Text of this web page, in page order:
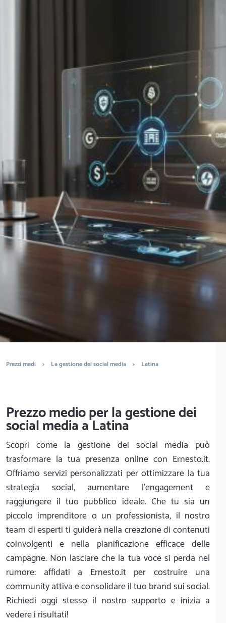
Quanto costa la
gestione dei social
media a Latina? Prezzi
e tariffe 2026
Il costo medio per la gestione dei social media
va da50€ a 1000€
Vuoi sapere il prezzo preciso per la gestione dei social media?
Ottieni preventivi gratuiti.
È completamente gratuito
Trova marketers
Prezzi medi > La gestione dei social media > Latina
Prezzo medio per la gestione dei
social media a Latina
Scopri come la gestione dei social media può
trasformare la tua presenza online con Ernesto.it.
Offriamo servizi personalizzati per ottimizzare la tua
strategia social, aumentare l'engagement e
raggiungere il tuo pubblico ideale. Che tu sia un
piccolo imprenditore o un professionista, il nostro
team di esperti ti guiderà nella creazione di contenuti
coinvolgenti e nella pianificazione efficace delle
campagne. Non lasciare che la tua voce si perda nel
rumore: affidati a Ernesto.it per costruire una
community attiva e consolidare il tuo brand sui social.
Richiedi oggi stesso il nostro supporto e inizia a
vedere i risultati!